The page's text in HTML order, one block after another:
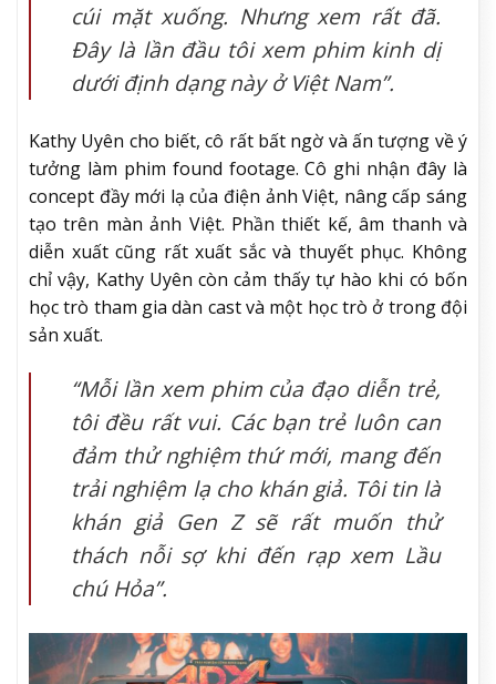
cúi mặt xuống. Nhưng xem rất đã.
Đây là lần đầu tôi xem phim kinh dị
dưới định dạng này ở Việt Nam”.
Kathy Uyên cho biết, cô rất bất ngờ và ấn tượng về ý
tưởng làm phim found footage. Cô ghi nhận đây là
concept đầy mới lạ của điện ảnh Việt, nâng cấp sáng
tạo trên màn ảnh Việt. Phần thiết kế, âm thanh và
diễn xuất cũng rất xuất sắc và thuyết phục. Không
chỉ vậy, Kathy Uyên còn cảm thấy tự hào khi có bốn
học trò tham gia dàn cast và một học trò ở trong đội
sản xuất.
“Mỗi lần xem phim của đạo diễn trẻ,
tôi đều rất vui. Các bạn trẻ luôn can
đảm thử nghiệm thứ mới, mang đến
trải nghiệm lạ cho khán giả. Tôi tin là
khán giả Gen Z sẽ rất muốn thử
thách nỗi sợ khi đến rạp xem Lầu
chú Hỏa”.